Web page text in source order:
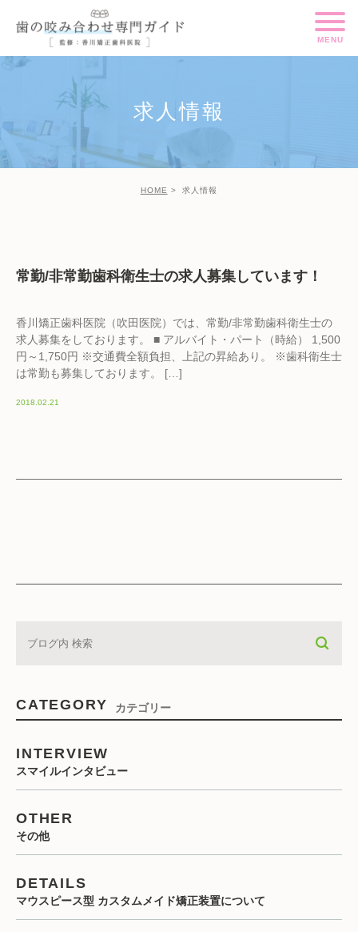
求人情報
HOME 求人情報
常勤/非常勤歯科衛生士の求人募集しています！
香川矯正歯科医院（吹田医院）では、常勤/非常勤歯科衛生士の
求人募集をしております。 ■ アルバイト・パート（時給） 1,500
円～1,750円 ※交通費全額負担、上記の昇給あり。 ※歯科衛生士
は常勤も募集しております。 […]
2018.02.21
CATEGORY カテゴリー
INTERVIEW
スマイルインタビュー
OTHER
その他
DETAILS
マウスピース型 カスタムメイド矯正装置について